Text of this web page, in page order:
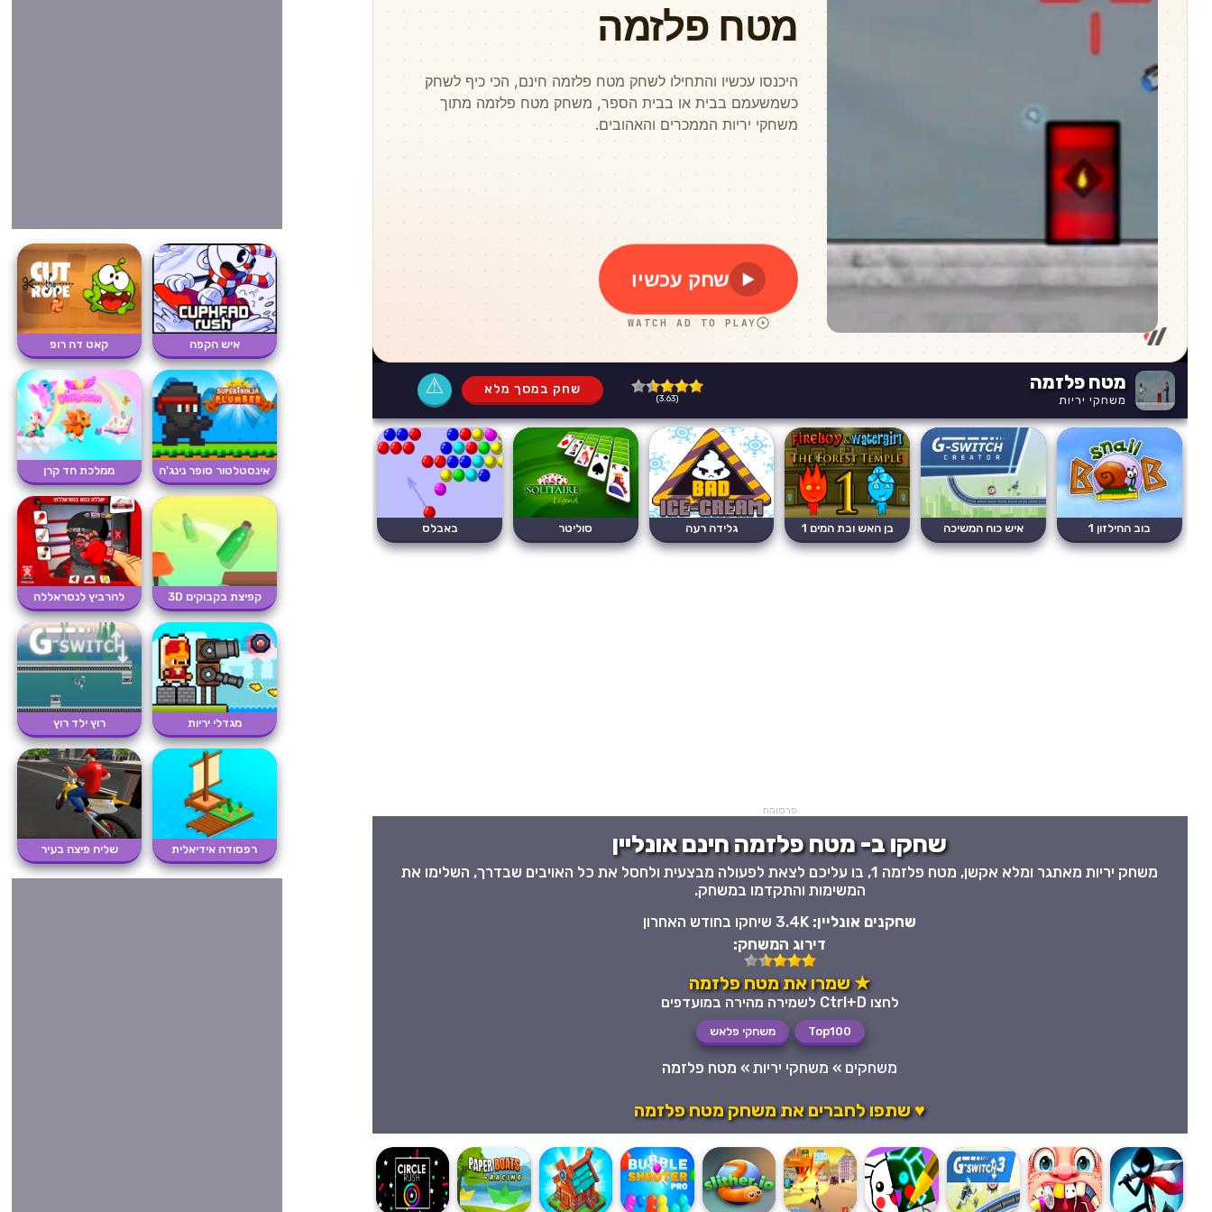
מטח פלזמה
משחקי יריות (3.63)
שחק במסך מלא ⚠
בוב החילזון 1 איש כוח המשיכה בן האש ובת המים 1 גלידה רעה סוליטר באבלס
פרסומת
שחקו ב- מטח פלזמה חינם אונליין
משחק יריות מאתגר ומלא אקשן, מטח פלזמה 1, בו עליכם לצאת לפעולה מבצעית ולחסל את כל האויבים שבדרך, השלימו את
המשימות והתקדמו במשחק.
שחקנים אונליין: 3.4K שיחקו בחודש האחרון
דירוג המשחק:
★ שמרו את מטח פלזמה
לחצו Ctrl+D לשמירה מהירה במועדפים
Top100 משחקי פלאש
משחקים » משחקי יריות » מטח פלזמה
♥ שתפו לחברים את משחק מטח פלזמה
איש הקפה קאט דה רופ
אינסטלטור סופר נינג'ה ממלכת חד קרן
קפיצת בקבוקים 3D להרביץ לנסראללה
מגדלי יריות רוץ ילד רוץ
רפסודה אידיאלית שליח פיצה בעיר